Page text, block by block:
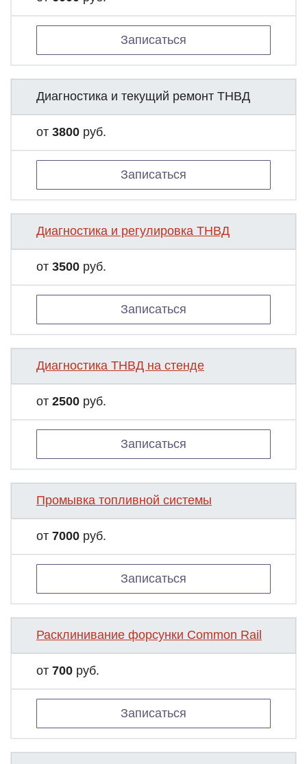
Записаться
Диагностика и текущий ремонт ТНВД
от 3800 руб.
Записаться
Диагностика и регулировка ТНВД
от 3500 руб.
Записаться
Диагностика ТНВД на стенде
от 2500 руб.
Записаться
Промывка топливной системы
от 7000 руб.
Записаться
Расклинивание форсунки Common Rail
от 700 руб.
Записаться